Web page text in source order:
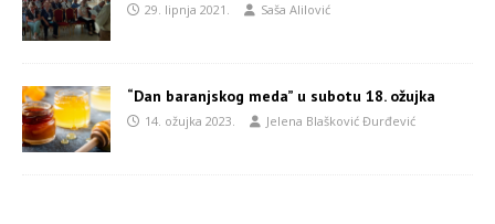
29. lipnja 2021. Saša Alilović
“Dan baranjskog meda” u subotu 18. ožujka
14. ožujka 2023. Jelena Blašković Đurđević